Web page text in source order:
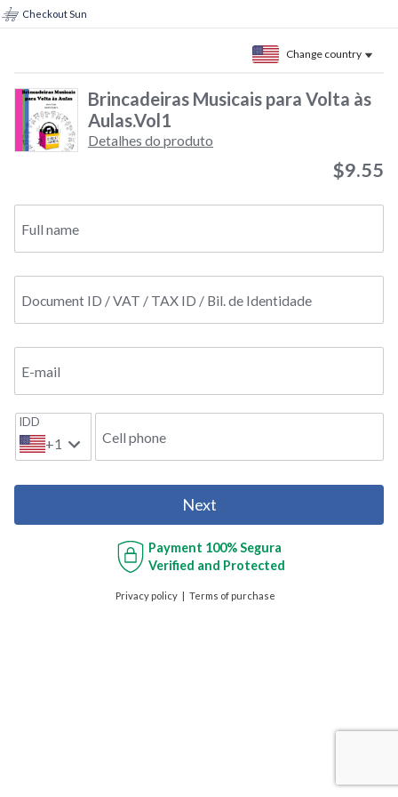
Checkout Sun
Change country
Brincadeiras Musicais para Volta às
Aulas.Vol1
Detalhes do produto
$9.55
Full name
Document ID / VAT / TAX ID / Bil. de Identidade
E-mail
IDD
+1 Cell phone
Next
Payment 100% Segura
Verified and Protected
Privacy policy Terms of purchase